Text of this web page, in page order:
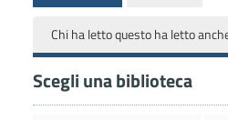
Chi ha letto questo ha letto
Scegli una biblioteca